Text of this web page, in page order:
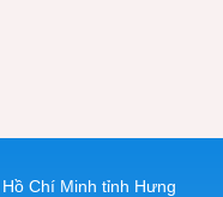
Chí Minh tỉnh Hưng